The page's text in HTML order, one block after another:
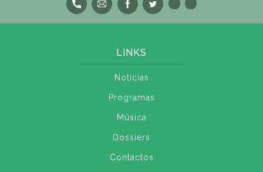
LINKS
Notícias
Programas
Música
Dossiers
Contactos